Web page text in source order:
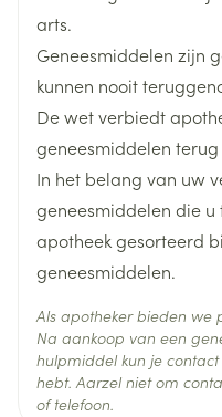
de behandeling van
oorkanaal toedienen.
te dienen zoals
dat het dier het
binnenkrijgt. Als
kunnen voorbijgaande
zoals speekselvloed,
verminderde
waargenomen,
behandeling. Houd
open vuur en andere
gedurende ten minste
droog is. Speciale
Nematoden :
- Behandeling van
(Toxocara cati) en
haakwormen
(Ancylostoma
- Preventie van
Dirofilaria immitis
toeg
arts.
Geneesmiddelen zijn
kunnen nooit
De wet verbiedt
geneesmiddelen terug
In het belang van uw
geneesmiddelen die
apotheek gesorteerd
geneesmiddelen.
Als apotheker bieden we
Na aankoop van een
hulpmiddel kun je
hebt. Aarzel niet om
of telefoon.